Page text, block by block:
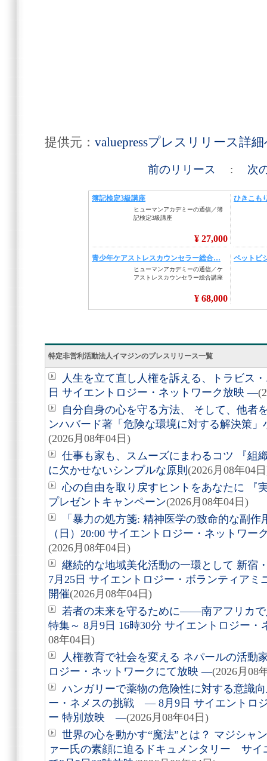
提供元： valuepressプレスリリース詳
前のリリース : 次
特定非営利活動法人イマジンのプレスリリース一覧
人生を立て直し人権を訴える、トラビス
日 サイエントロジー・ネットワーク放映 ―
自分自身の心を守る方法、 そして、他者
ンハバード著「危険な環境に対する解決策
(2026月08年04日)
仕事も家も、スムーズにまわるコツ 『
に欠かせないシンプルな原則 (2026月08年04
心の自由を取り戻すヒントをあなたに 『
プレゼントキャンペーン(2026月08年04日)
「暴力の処方箋: 精神医学の致命的な副
（日）20:00 サイエントロジー・ネットワー
(2026月08年04日)
継続的な地域美化活動の一環として 新宿
7月25日 サイエントロジー・ボランティアミ
開催(2026月08年04日)
若者の未来を守るために――南アフリカ
特集～ 8月9日 16時30分 サイエントロジー・
08年04日)
人権教育で社会を変える ネパールの活動
ロジー・ネットワークにて放映 ―(2026月08
ハンガリーで薬物の危険性に対する意識
ー・ネメスの挑戦 ― 8月9日 サイエントロ
ー 特別放映 ―(2026月08年04日)
世界の心を動かす“魔法”とは？ マジシャ
ァー氏の素顔に迫るドキュメンタリー サイ